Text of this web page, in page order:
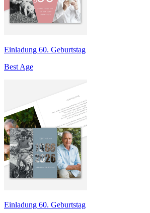
Einladung 60. Geburtstag
Best Age
Einladung 60. Geburtstag